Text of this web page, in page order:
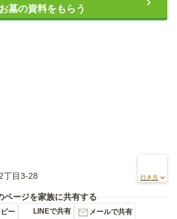
お墓の資料をもらう
丁目3-28
行き方
ページを家族に共有する
ー LINEで共有 メールで共有